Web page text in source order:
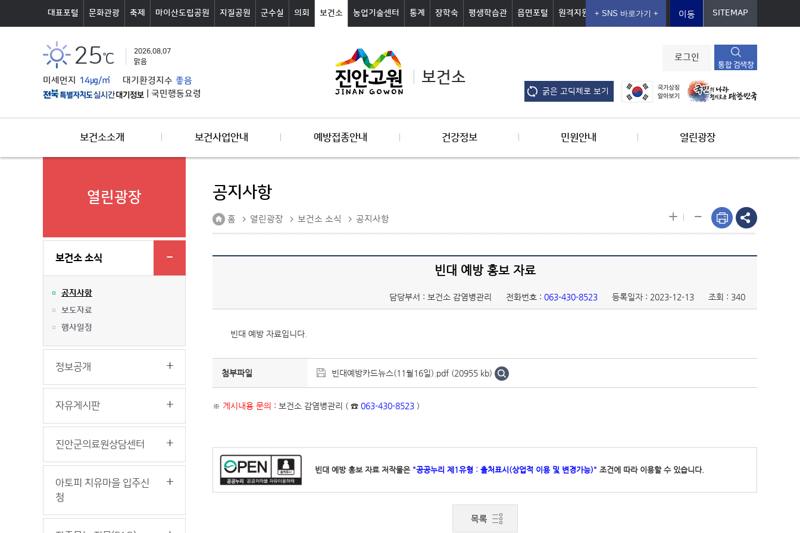
대표포털 문화관광 축제 마이산도립공원 지질공원 군수실 의회 보건소 농업기술센터 통계 장학숙 평생학습관 읍면포털 원격지원 이동 SITEMAP
25℃
2026.08.07
맑음
미세먼지 14㎍/㎥ 대기환경지수 좋음
국민행동요령
보건소
로그인
통합 검색창
굵은 고딕체로 보기
보건소소개 보건사업안내 예방접종안내 건강정보 민원안내 열린광장
열린광장
보건소 소식
공지사항
보도자료
행사일정
정보공개
자유게시판
진안군의료원상담센터
아토피 치유마을 입주신
청
공지사항
홈 열린광장 보건소 소식 공지사항 + -
빈대 예방 홍보 자료
담당부서 : 보건소 감염병관리 전화번호 : 063-430-8523 등록일자 : 2023-12-13 조회 : 340
빈대 예방 자료입니다.
첨부파일 빈대예방카드뉴스(11월16일).pdf (20955 kb)
※ 게시내용 문의 : 보건소 감염병관리 ( ☎ 063-430-8523 )
빈대 예방 홍보 자료 저작물은 "공공누리 제1유형 : 출처표시(상업적 이용 및 변경가능)" 조건에 따라 이용할 수 있습니다.